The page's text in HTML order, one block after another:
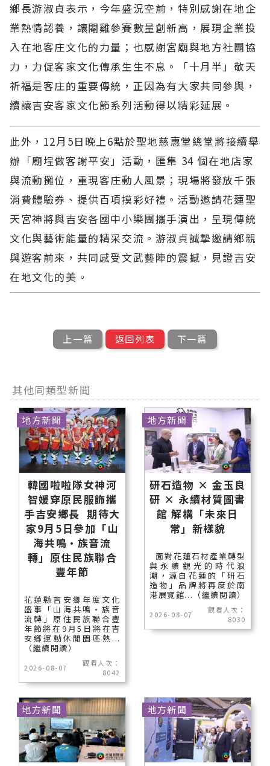
鄉長游淑貞表示，今年盛況空前，特別感謝在地企
業熱情認養，讓閹雞參賽數量創新高，展現企業投
入在地客庄文化的力量；也感謝宮廟與地方社團協
力，力促客家文化傳承生生不息。「十月半」敬天
祈福是客庄的重要傳統，正因為有大家共同參與，
續讓吉安客家文化節系列活動得以精彩延展。
此外，12月5日晚上6點於聖地慈惠堂總堂將接續舉
辦「廟埕做客謝平安」活動，匯集 34 個在地店家
與流動攤位，重現客庄動人風景；現場將發放千張
消費體驗券、提供百項摸彩好禮。活動邀請花蓮聖
天宮神將與吉安各國中小樂團攜手演出，呈現傳統
文化與藝術能量的精采交流。游淑貞誠摯邀請鄉親
與遊客前來，共同感受文武藝陣的震撼，見證吉安
在地文化的美。
上一篇 返回列表 下一篇
其他同類型新聞
韓國啦啦隊女神河
智媛穿原民服飾攜
手吉安鄉長 期待大
家9月5日參加「山
海共鳴•族音流
轉」原住民族聯合
豐年節
花蓮縣吉安鄉年度文化
盛事「山海共鳴•族音
流轉」原住民族聯合豐
年節將在9月5日將在吉
安鄉運動休閒園區熱...
（繼續閱讀）
2026-08-07
觀看人次：
8042
地方新聞
研石造物 × 金玉良
研 × 永續材質圖書
館 解構「未來日
常」新樣貌
面對花蓮石材產業轉型
與永續觀光的時代浪
潮，源自花蓮的「研石
造物」品牌將再度於南
港展覽館...（繼續閱讀）
2026-08-07
觀看人次：
8030
地方新聞
地方新聞 地方新聞